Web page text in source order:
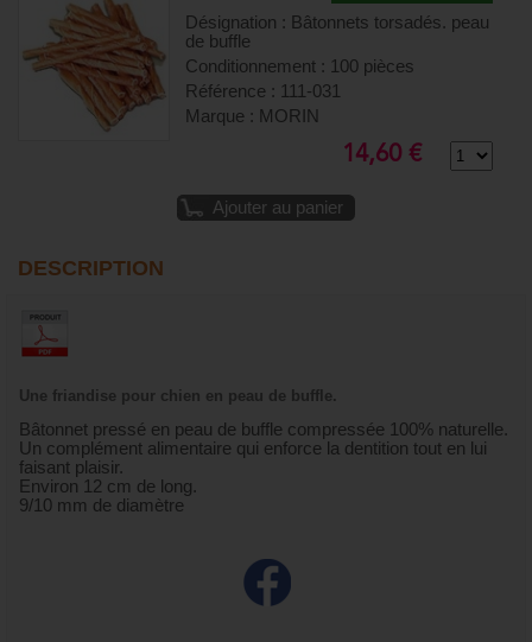
Désignation : Bâtonnets torsadés. peau
de buffle
Conditionnement : 100 pièces
Référence : 111-031
Marque : MORIN
14,60 €
Ajouter au panier
DESCRIPTION
Une friandise pour chien en peau de buffle.
Bâtonnet pressé en peau de buffle compressée 100% naturelle.
Un complément alimentaire qui enforce la dentition tout en lui
faisant plaisir.
Environ 12 cm de long.
9/10 mm de diamètre